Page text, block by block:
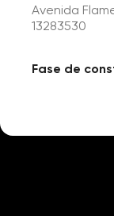
Avenida
13283530
Fase de